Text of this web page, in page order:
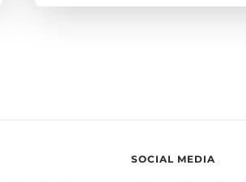
SOCIAL MEDIA